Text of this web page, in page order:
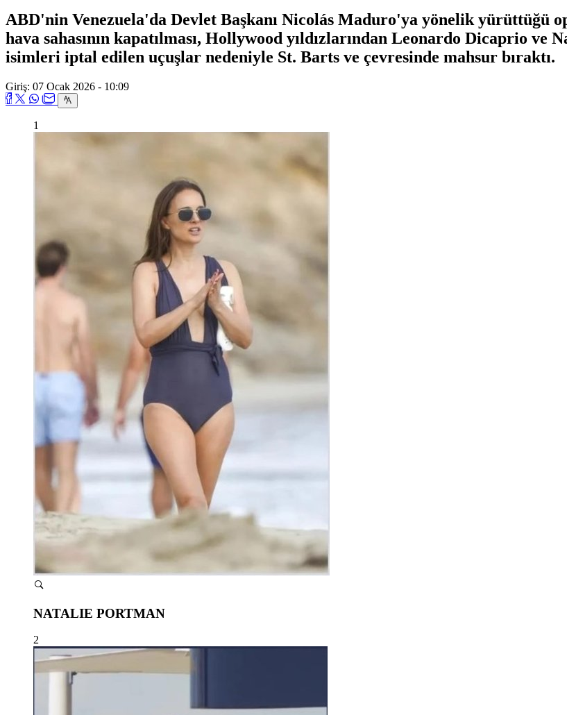
ABD'nin Venezuela'da Devlet Başkanı Nicolás Maduro'ya yönelik yürüttüğü
hava sahasının kapatılması, Hollywood yıldızlarından Leonardo Dicaprio ve
isimleri iptal edilen uçuşlar nedeniyle St. Barts ve çevresinde mahsur bıraktı.
Giriş: 07 Ocak 2026 - 10:09
1
NATALIE PORTMAN
2